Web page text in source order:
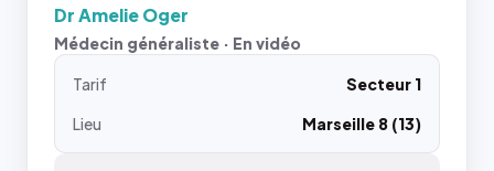
Dr Amelie Oger
Médecin généraliste · En vidéo
Tarif
Secteur 1
Lieu
Marseille 8 (13)